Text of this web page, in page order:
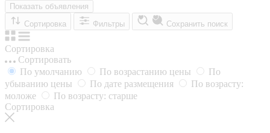
Показать объявления
Сортировка
Фильтры Сохранить поиск
Сортировка
Сортировать
По умолчанию
По возрастанию цены
По
убыванию цены
По дате размещения
По возрасту:
моложе
По возрасту: старше
Сортировка